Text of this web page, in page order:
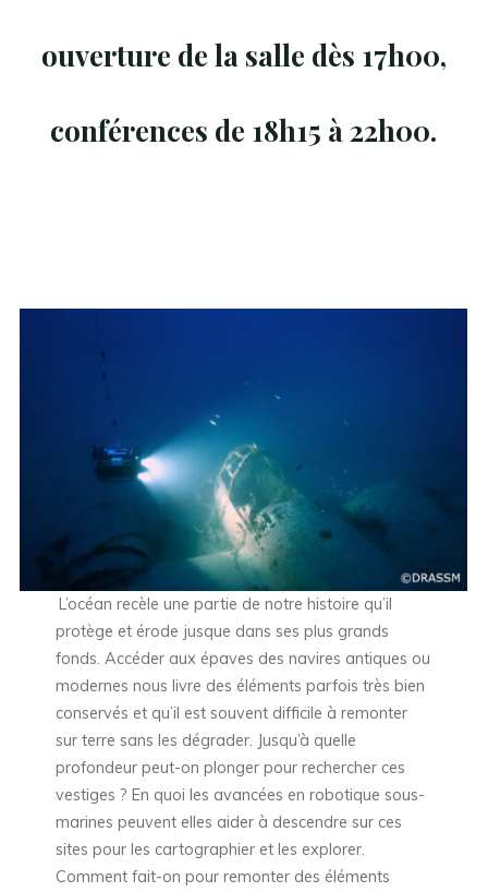
ouverture de la salle dès 17h00,
conférences de 18h15 à 22h00.
L’océan recèle une partie de notre histoire qu’il
protège et érode jusque dans ses plus grands
fonds. Accéder aux épaves des navires antiques ou
modernes nous livre des éléments parfois très bien
conservés et qu’il est souvent difficile à remonter
sur terre sans les dégrader. Jusqu’à quelle
profondeur peut-on plonger pour rechercher ces
vestiges ? En quoi les avancées en robotique sous-
marines peuvent elles aider à descendre sur ces
sites pour les cartographier et les explorer.
Comment fait-on pour remonter des éléments